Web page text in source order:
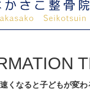
速くなると子どもが変わ